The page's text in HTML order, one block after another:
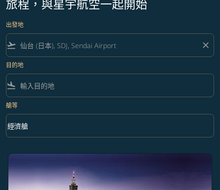
旅程，與星宇航空一起開始
出發地
flight_takeoff close
目的地
flight_land
艙等
艙等 option 經濟艙 Selected
經濟艙
keyboard_arrow_down